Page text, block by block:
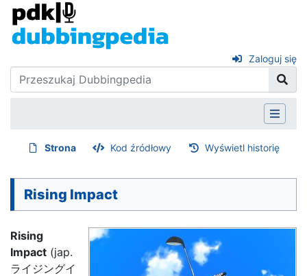
Zaloguj się
Strona Kod źródłowy Wyświetl historię
Rising Impact
Rising
Impact (jap.
ライジングイ